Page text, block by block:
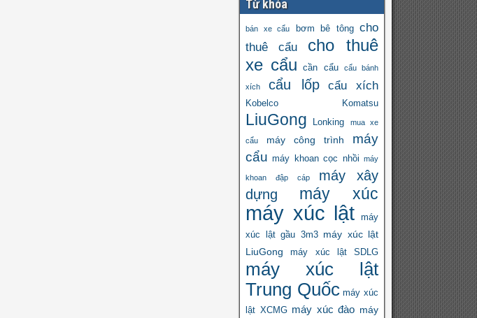
Từ khóa
bán xe cẩu bơm bê tông
cho
thuê cẩu
cho thuê
xe cẩu
cần cẩu cẩu bánh
xích cẩu lốp cẩu xích
Kobelco Komatsu
LiuGong Lonking mua xe
cẩu máy công trình
máy
cẩu máy khoan cọc nhồi máy
khoan đập cáp
máy xây
dựng
máy xúc
máy xúc lật
máy
xúc lật gầu 3m3
máy xúc lật
LiuGong
máy xúc lật SDLG
máy xúc lật
Trung Quốc máy xúc
lật XCMG máy xúc đào máy